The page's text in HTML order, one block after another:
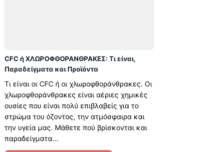
CFC ή ΧΛΩΡΟΦΘΟΡΑΝΘΡΑΚΕΣ: Τι είναι,
Παραδείγματα και Προϊόντα
Τι είναι οι CFC ή οι χλωροφθοράνθρακες. Οι
χλωροφθοράνθρακες είναι αέριες χημικές
ουσίες που είναι πολύ επιβλαβείς για το
στρώμα του όζοντος, την ατμόσφαιρα και
την υγεία μας. Μάθετε πού βρίσκονται και
παραδείγματα...